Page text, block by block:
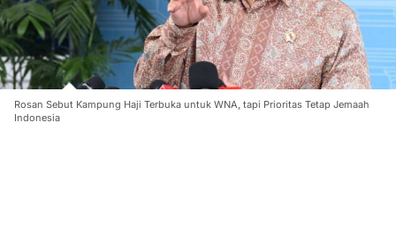
Rosan Sebut Kampung Haji Terbuka untuk WNA, tapi Prioritas Tetap Jemaah
Indonesia